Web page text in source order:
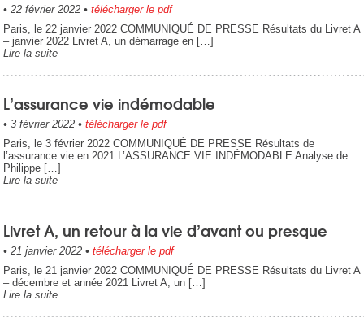
• 22 février 2022• télécharger le pdf
Paris, le 22 janvier 2022 COMMUNIQUÉ DE PRESSE Résultats du Livret A
– janvier 2022 Livret A, un démarrage en […]
Lire la suite
L’assurance vie indémodable
• 3 février 2022• télécharger le pdf
Paris, le 3 février 2022 COMMUNIQUÉ DE PRESSE Résultats de
l’assurance vie en 2021 L’ASSURANCE VIE INDÉMODABLE Analyse de
Philippe […]
Lire la suite
Livret A, un retour à la vie d’avant ou presque
• 21 janvier 2022• télécharger le pdf
Paris, le 21 janvier 2022 COMMUNIQUÉ DE PRESSE Résultats du Livret A
– décembre et année 2021 Livret A, un […]
Lire la suite